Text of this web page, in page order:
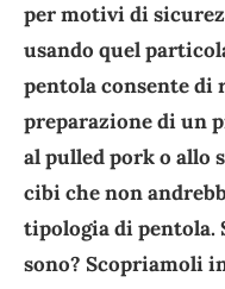
per motivi di
usando quel
pentola consente
preparazione di un
al pulled pork o allo
cibi che non
tipologia di pentola.
sono? Scopriamoli